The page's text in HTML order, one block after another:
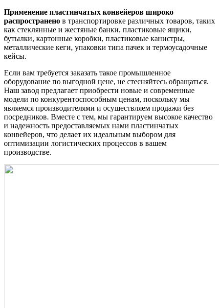
Применение пластинчатых конвейеров широко
распространено в транспортировке различных товаров, таких
как стеклянные и жестяные банки, пластиковые ящики,
бутылки, картонные коробки, пластиковые канистры,
металлические кеги, упаковки типа пачек и термоусадочные
кейсы.
Если вам требуется заказать такое промышленное
оборудование по выгодной цене, не стесняйтесь обращаться.
Наш завод предлагает приобрести новые и современные
модели по конкурентоспособным ценам, поскольку мы
являемся производителями и осуществляем продажи без
посредников. Вместе с тем, мы гарантируем высокое качество
и надежность предоставляемых нами пластинчатых
конвейеров, что делает их идеальным выбором для
оптимизации логистических процессов в вашем
производстве.